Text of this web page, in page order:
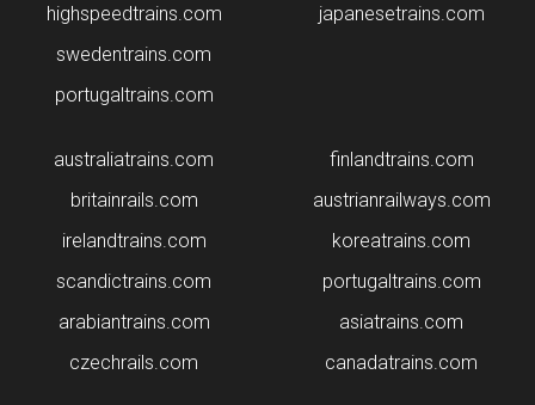
highspeedtrains.com
swedentrains.com
portugaltrains.com
japanesetrains.com
australiatrains.com
britainrails.com
irelandtrains.com
scandictrains.com
arabiantrains.com
czechrails.com
finlandtrains.com
austrianrailways.com
koreatrains.com
portugaltrains.com
asiatrains.com
canadatrains.com